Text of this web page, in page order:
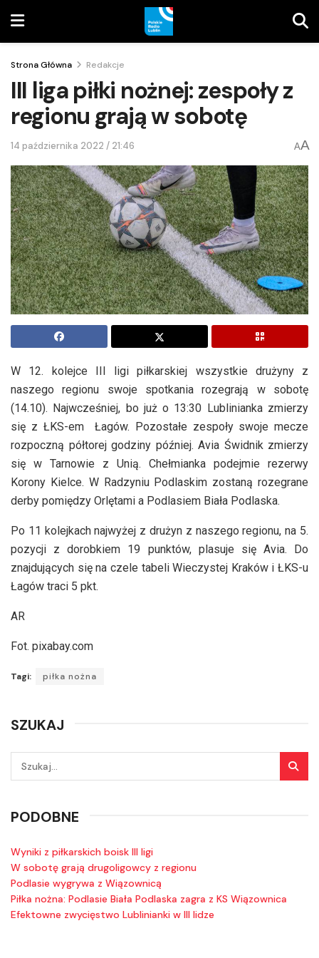
Strona Główna Redakcje
III liga piłki nożnej: zespoły z
regionu grają w sobotę
14 października 2022 / 21:46 AA
W 12. kolejce III ligi piłkarskiej wszystkie drużyny z
naszego regionu swoje spotkania rozegrają w sobotę
(14.10). Najwcześniej, bo już o 13:30 Lublinianka zmierzy
się z ŁKS-em Łagów. Pozostałe zespoły swoje mecze
rozpoczną półtorej godziny później. Avia Świdnik zmierzy
się w Tarnowie z Unią. Chełmianka podejmie rezerwy
Korony Kielce. W Radzyniu Podlaskim zostaną rozegrane
derby pomiędzy Orlętami a Podlasiem Biała Podlaska.
Po 11 kolejkach najwyżej z drużyn z naszego regionu, na 5.
pozycji z dorobkiem 19 punktów, plasuje się Avia. Do
znajdujących się na czele tabeli Wieczystej Kraków i ŁKS-u
Łagów traci 5 pkt.
AR
Fot. pixabay.com
Tagi: piłka nożna
SZUKAJ
PODOBNE
Wyniki z piłkarskich boisk III ligi
W sobotę grają drugoligowcy z regionu
Podlasie wygrywa z Wiązownicą
Piłka nożna: Podlasie Biała Podlaska zagra z KS Wiązownica
Efektowne zwycięstwo Lublinianki w III lidze